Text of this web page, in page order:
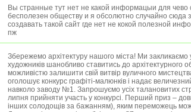
Вы странные тут нет не какой информацыи для чево
бесполезен обществу и я обсолютно случайно сюда
создавать такой сайт где нет не кокой полезной
пж
Збережемо архітектуру нашого міста! Ми закликаємо
художників шанобливо ставитись до архітектурного
можливістю залишити свій витвір вуличного
оголошує конкурс графіті-малюнків і надає
навколо заводу №1. Запрошуємо усіх талановитих
липня прийняти участь у конкурсі. Перший приз –
інших солодощів за бажанням), яким переможець